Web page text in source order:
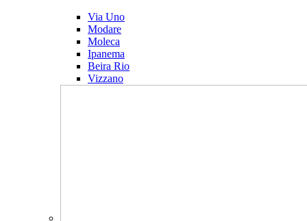
Via Uno
Modare
Moleca
Ipanema
Beira Rio
Vizzano